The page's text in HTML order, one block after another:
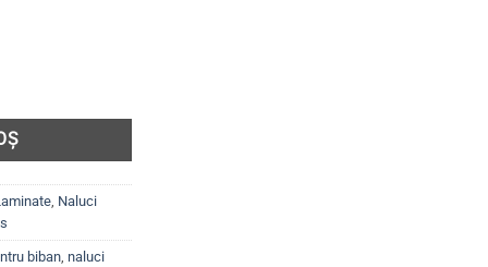
pentru șalău, biban, știucă, somn, HK8, 8cm, Pink Pimp, Cod:
Naluci
biban naluci